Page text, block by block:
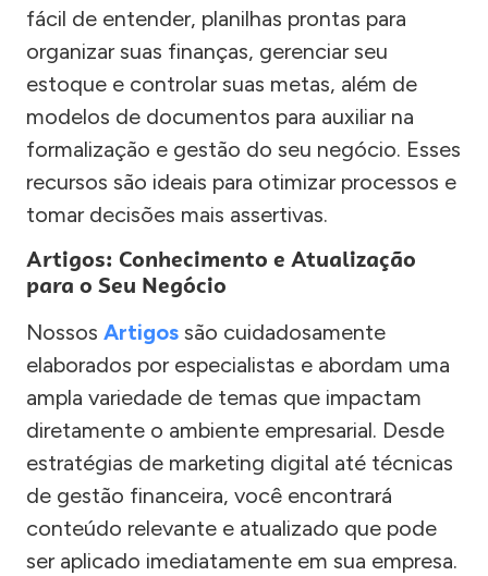
fácil de entender, planilhas prontas para
organizar suas finanças, gerenciar seu
estoque e controlar suas metas, além de
modelos de documentos para auxiliar na
formalização e gestão do seu negócio. Esses
recursos são ideais para otimizar processos e
tomar decisões mais assertivas.
Artigos: Conhecimento e Atualização
para o Seu Negócio
Nossos Artigos são cuidadosamente
elaborados por especialistas e abordam uma
ampla variedade de temas que impactam
diretamente o ambiente empresarial. Desde
estratégias de marketing digital até técnicas
de gestão financeira, você encontrará
conteúdo relevante e atualizado que pode
ser aplicado imediatamente em sua empresa.